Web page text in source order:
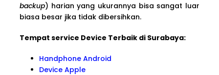
backup) harian yang ukurannya bisa sangat luar
biasa besar jika tidak dibersihkan.
Tempat service Device Terbaik di Surabaya:
Handphone Android
Device Apple